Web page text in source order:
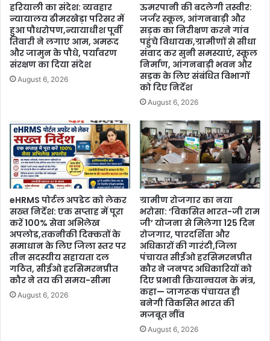
हरियाली का संदेश: व्यवहार
न्यायालय ढीमरखेड़ा परिसर में
हुआ पौधरोपण,न्यायाधीश पूर्वी
तिवारी ने लगाए आम, अमरूद
और जामुन के पौधे, पर्यावरण
संरक्षण का दिया संदेश
August 6, 2026
ऊमरपानी की बदलेगी तस्वीर:
जर्जर स्कूल, आंगनबाड़ी और
सड़क का निरीक्षण करने गांव
पहुंचे विधायक,ग्रामीणों से सीधा
संवाद कर सुनी समस्याएं, स्कूल
निर्माण, आंगनबाड़ी भवन और
सड़क के लिए संबंधित विभागों
को दिए निर्देश
August 6, 2026
eHRMS पोर्टल अपडेट को लेकर
सख्त निर्देश: एक सप्ताह में पूरा
करें 100% सेवा अभिलेख
अपलोड,तकनीकी दिक्कतों के
समाधान के लिए जिला स्तर पर
तीन सदस्यीय सहायता दल
गठित, सीईओ हरसिमरनप्रीत
कौर ने तय की समय-सीमा
August 6, 2026
ग्रामीण रोजगार का नया
भरोसा: ‘विकसित भारत-जी राम
जी’ योजना से मिलेगा 125 दिन
रोजगार, पारदर्शिता और
अधिकारों की गारंटी,जिला
पंचायत सीईओ हरसिमरनप्रीत
कौर ने जनपद अधिकारियों को
दिए प्रभावी क्रियान्वयन के मंत्र,
कहा— जागरूक पंचायत ही
बनेगी विकसित भारत की
मजबूत नींव
August 6, 2026